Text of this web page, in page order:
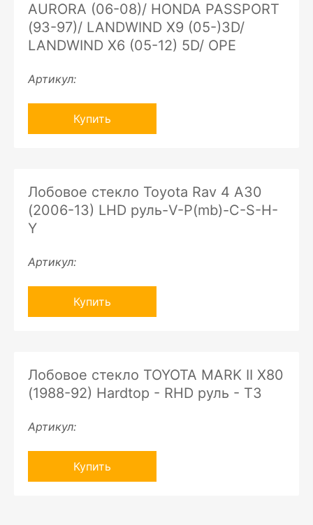
AURORA (06-08)/ HONDA PASSPORT
(93-97)/ LANDWIND X9 (05-)3D/
LANDWIND X6 (05-12) 5D/ OPE
Артикул:
Купить
Лобовое стекло Toyota Rav 4 A30
(2006-13) LHD руль-V-P(mb)-C-S-H-
Y
Артикул:
Купить
Лобовое стекло TOYOTA MARK II X80
(1988-92) Hardtop - RHD руль - ТЗ
Артикул:
Купить